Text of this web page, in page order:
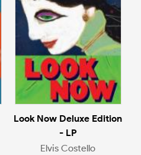
Look Now Deluxe Edition
- LP
Elvis Costello